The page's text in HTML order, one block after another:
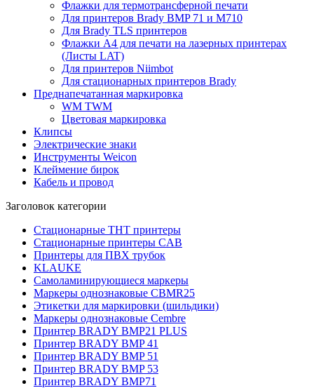
Флажки для термотрансферной печати
Для принтеров Brady BMP 71 и M710
Для Brady TLS принтеров
Флажки A4 для печати на лазерных принтерах
(Листы LAT)
Для принтеров Niimbot
Для стационарных принтеров Brady
Преднапечатанная маркировка
WM TWM
Цветовая маркировка
Клипсы
Электрические знаки
Инструменты Weicon
Клеймение бирок
Кабель и провод
Заголовок категории
Стационарные THT принтеры
Стационарные принтеры CAB
Принтеры для ПВХ трубок
KLAUKE
Самоламинирующиеся маркеры
Маркеры однознаковые CBMR25
Этикетки для маркировки (шильдики)
Маркеры однознаковые Cembre
Принтер BRADY BMP21 PLUS
Принтер BRADY BMP 41
Принтер BRADY BMP 51
Принтер BRADY BMP 53
Принтер BRADY BMP71